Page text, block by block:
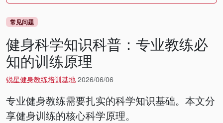
常见问题
健身科学知识科普：专业教练必
知的训练原理
锐星健身教练培训基地 2026/06/06
专业健身教练需要扎实的科学知识基础。本文分
享健身训练的核心科学原理。